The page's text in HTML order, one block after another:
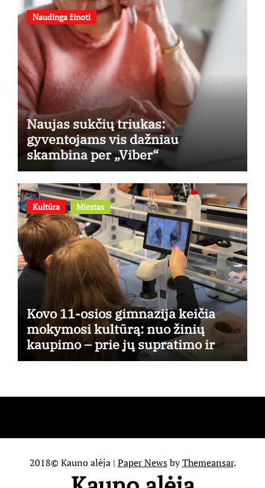
Naudinga žinoti
Naujas sukčių triukas:
gyventojams vis dažniau
skambina per „Viber“
Kultūra Miestas
Kovo 11-osios gimnazija keičia
mokymosi kultūrą: nuo žinių
kaupimo – prie jų supratimo ir
taikymo
2018© Kauno alėja | Paper NewsbyThemeansar.